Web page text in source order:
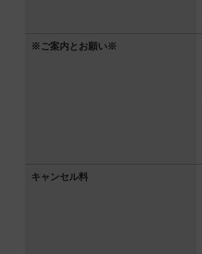
※ご案内とお願い※
キャンセル料